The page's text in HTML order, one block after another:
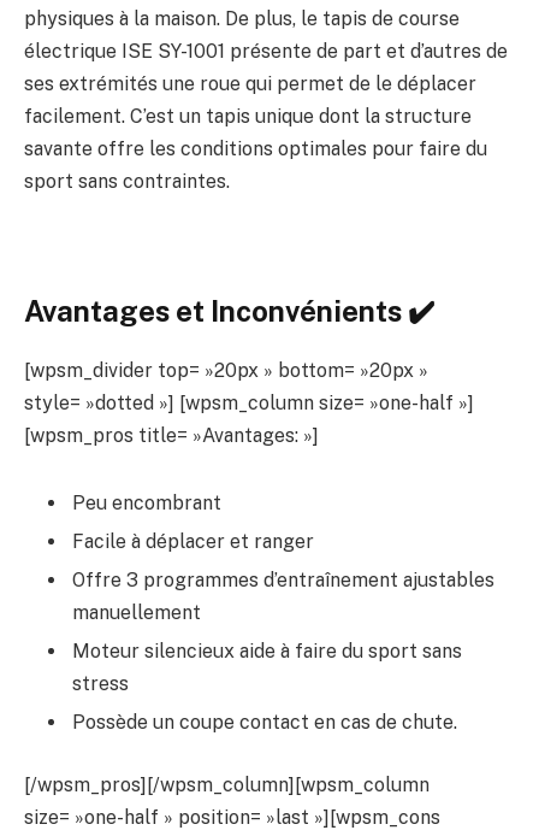
physiques à la maison. De plus, le tapis de course
électrique ISE SY-1001 présente de part et d’autres de
ses extrémités une roue qui permet de le déplacer
facilement. C’est un tapis unique dont la structure
savante offre les conditions optimales pour faire du
sport sans contraintes.
Avantages et Inconvénients ✔️
[wpsm_divider top= »20px » bottom= »20px »
style= »dotted »] [wpsm_column size= »one-half »]
[wpsm_pros title= »Avantages: »]
Peu encombrant
Facile à déplacer et ranger
Offre 3 programmes d’entraînement ajustables
manuellement
Moteur silencieux aide à faire du sport sans
stress
Possède un coupe contact en cas de chute.
[/wpsm_pros][/wpsm_column][wpsm_column
size= »one-half » position= »last »][wpsm_cons